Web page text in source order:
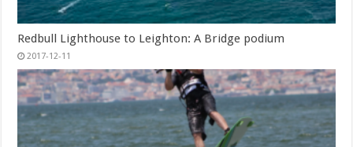
Redbull Lighthouse to Leighton: A Bridge podium
2017-12-11